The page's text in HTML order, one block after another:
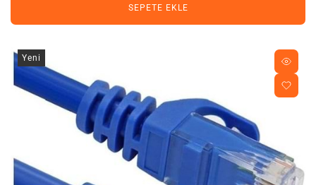
SEPETE EKLE
Yeni